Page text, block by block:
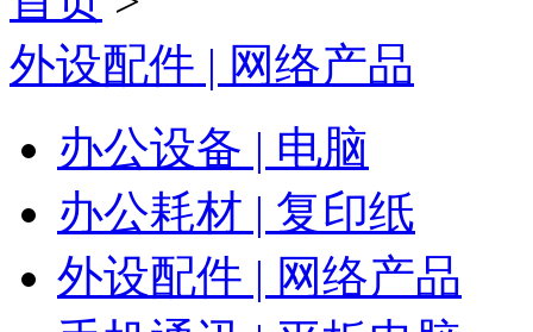
外设配件 | 网络产品
办公设备 | 电脑
办公耗材 | 复印纸
外设配件 | 网络产品